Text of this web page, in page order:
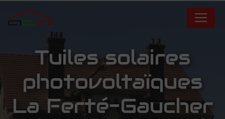
tuiles solaires
photovoltaïques
La Ferté-Gaucher